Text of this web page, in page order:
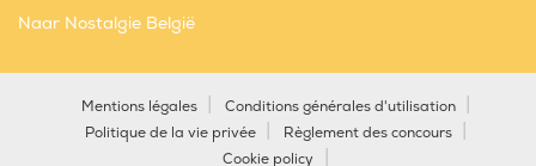
Naar Nostalgie België
Mentions légales
Conditions générales d'utilisation
Politique de la vie privée
Règlement des concours
Cookie policy